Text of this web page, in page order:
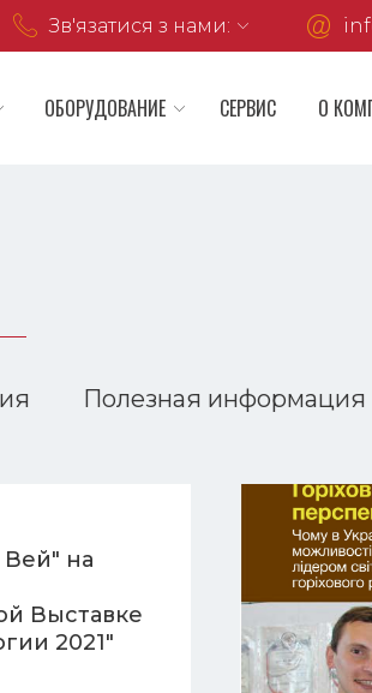
Зв'язатися з нами: 
ОБОРУДОВАНИЕ СЕРВИС О
Полезная информация
на
Выставке
2021"